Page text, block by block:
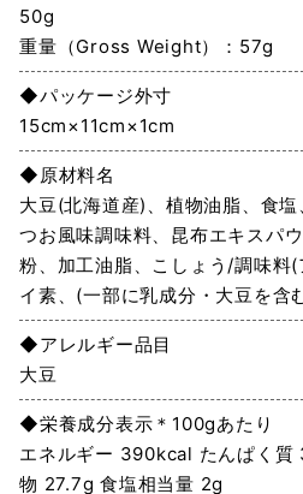
50g
重量（Gross Weight）：57g
◆パッケージ外寸
15cm×11cm×1cm
◆原材料名
大豆(北海道産)、植物油脂、食
つお風味調味料、昆布エキスパ
粉、加工油脂、こしょう/調味料
イ素、(一部に乳成分・大豆を含
◆アレルギー品目
大豆
◆栄養成分表示＊100gあたり
エネルギー 390kcal たんぱく
物 27.7g 食塩相当量 2g